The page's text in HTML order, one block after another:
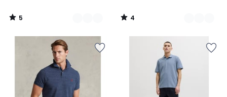
5
/
4
/